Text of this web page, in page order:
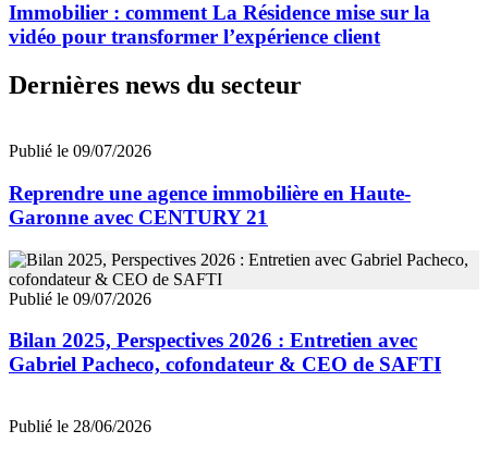
Immobilier : comment La Résidence mise sur la
vidéo pour transformer l’expérience client
Dernières news du secteur
Publié le 09/07/2026
Reprendre une agence immobilière en Haute-
Garonne avec CENTURY 21
Publié le 09/07/2026
Bilan 2025, Perspectives 2026 : Entretien avec
Gabriel Pacheco, cofondateur & CEO de SAFTI
Publié le 28/06/2026